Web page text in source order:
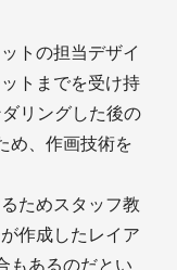
トの担当デザイ
トまでを受け持
リングした後の
め、作画技術を
ためスタッフ教
作成したレイア
もあるのだとい